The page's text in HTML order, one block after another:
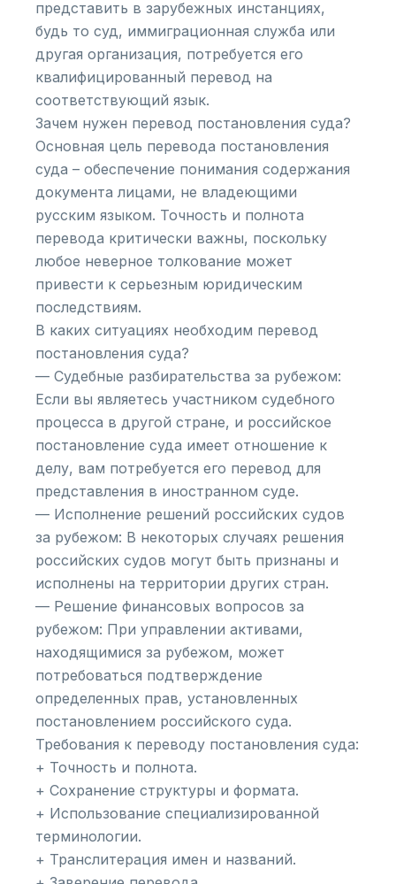
представить в зарубежных инстанциях,
будь то суд, иммиграционная служба или
другая организация, потребуется его
квалифицированный перевод на
соответствующий язык.
Зачем нужен перевод постановления суда?
Основная цель перевода постановления
суда – обеспечение понимания содержания
документа лицами, не владеющими
русским языком. Точность и полнота
перевода критически важны, поскольку
любое неверное толкование может
привести к серьезным юридическим
последствиям.
В каких ситуациях необходим перевод
постановления суда?
— Судебные разбирательства за рубежом:
Если вы являетесь участником судебного
процесса в другой стране, и российское
постановление суда имеет отношение к
делу, вам потребуется его перевод для
представления в иностранном суде.
— Исполнение решений российских судов
за рубежом: В некоторых случаях решения
российских судов могут быть признаны и
исполнены на территории других стран.
— Решение финансовых вопросов за
рубежом: При управлении активами,
находящимися за рубежом, может
потребоваться подтверждение
определенных прав, установленных
постановлением российского суда.
Требования к переводу постановления суда:
+ Точность и полнота.
+ Сохранение структуры и формата.
+ Использование специализированной
терминологии.
+ Транслитерация имен и названий.